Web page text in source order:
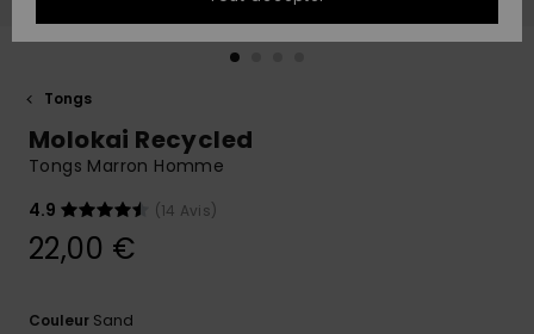
conversation
plus rapide
à votre
Démarrer
Tongs
Molokai Recycled
Tongs Marron Homme
4.9
(14 Avis)
22,00 €
Couleur Sand